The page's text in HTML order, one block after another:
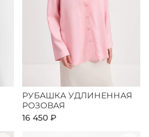
РУБАШКА УДЛИНЕННАЯ
РОЗОВАЯ
16 450 ₽